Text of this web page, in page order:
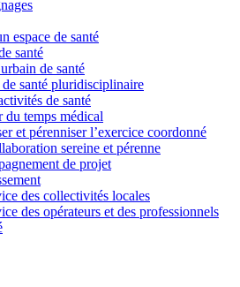
espace de santé
santé
de santé
santé pluridisciplinaire
de santé
du temps médical
et pérenniser l’exercice coordonné
sereine et pérenne
de projet
des collectivités locales
des opérateurs et des professionnels